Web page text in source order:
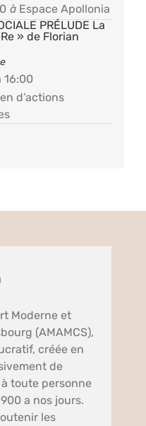
à Espace Apollonia
PRÉLUDE La
» de Florian
16:00
d’actions
Moderne et
(AMAMCS),
créée en
de
toute personne
a nos jours.
les